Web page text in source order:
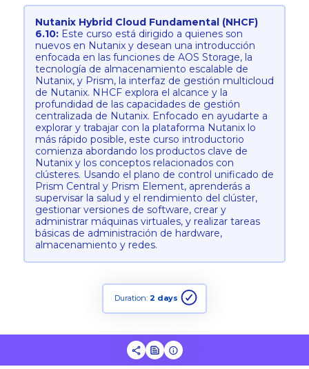
Nutanix Hybrid Cloud Fundamental (NHCF)
6.10: Este curso está dirigido a quienes son
nuevos en Nutanix y desean una introducción
enfocada en las funciones de AOS Storage, la
tecnología de almacenamiento escalable de
Nutanix, y Prism, la interfaz de gestión multicloud
de Nutanix. NHCF explora el alcance y la
profundidad de las capacidades de gestión
centralizada de Nutanix. Enfocado en ayudarte a
explorar y trabajar con la plataforma Nutanix lo
más rápido posible, este curso introductorio
comienza abordando los productos clave de
Nutanix y los conceptos relacionados con
clústeres. Usando el plano de control unificado de
Prism Central y Prism Element, aprenderás a
supervisar la salud y el rendimiento del clúster,
gestionar versiones de software, crear y
administrar máquinas virtuales, y realizar tareas
básicas de administración de hardware,
almacenamiento y redes.
Duration: 2 days